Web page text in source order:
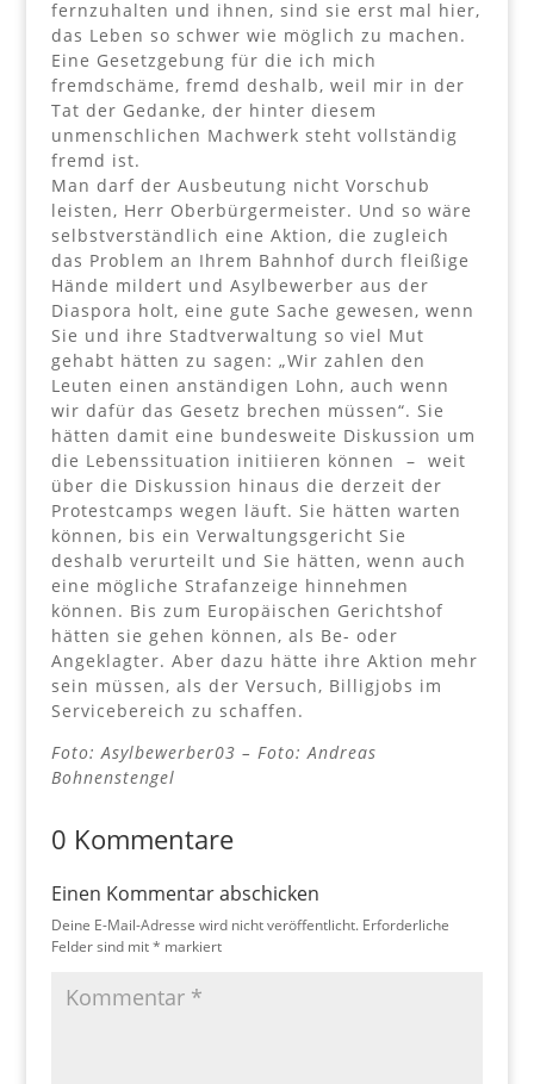
fernzuhalten und ihnen, sind sie erst mal hier,
das Leben so schwer wie möglich zu machen.
Eine Gesetzgebung für die ich mich
fremdschäme, fremd deshalb, weil mir in der
Tat der Gedanke, der hinter diesem
unmenschlichen Machwerk steht vollständig
fremd ist.
Man darf der Ausbeutung nicht Vorschub
leisten, Herr Oberbürgermeister. Und so wäre
selbstverständlich eine Aktion, die zugleich
das Problem an Ihrem Bahnhof durch fleißige
Hände mildert und Asylbewerber aus der
Diaspora holt, eine gute Sache gewesen, wenn
Sie und ihre Stadtverwaltung so viel Mut
gehabt hätten zu sagen: „Wir zahlen den
Leuten einen anständigen Lohn, auch wenn
wir dafür das Gesetz brechen müssen“. Sie
hätten damit eine bundesweite Diskussion um
die Lebenssituation initiieren können – weit
über die Diskussion hinaus die derzeit der
Protestcamps wegen läuft. Sie hätten warten
können, bis ein Verwaltungsgericht Sie
deshalb verurteilt und Sie hätten, wenn auch
eine mögliche Strafanzeige hinnehmen
können. Bis zum Europäischen Gerichtshof
hätten sie gehen können, als Be- oder
Angeklagter. Aber dazu hätte ihre Aktion mehr
sein müssen, als der Versuch, Billigjobs im
Servicebereich zu schaffen.
Foto: Asylbewerber03 – Foto: Andreas
Bohnenstengel
0 Kommentare
Einen Kommentar abschicken
Deine E-Mail-Adresse wird nicht veröffentlicht. Erforderliche
Felder sind mit* markiert